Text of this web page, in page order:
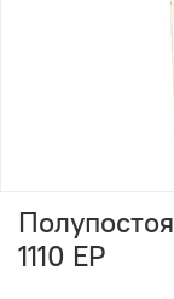
1110 ЕР